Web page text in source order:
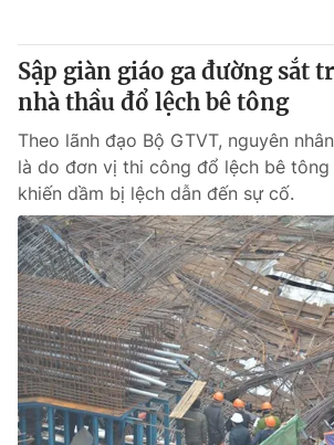
® Cấm sao chép dưới mọi hình thức nếu
thuận bằng văn bản. Ghi rõ nguồn VTV.vn
thông tin từ website này.
Sập giàn giáo ga đường sắt
nhà thầu đổ lệch bê tông
Theo lãnh đạo Bộ GTVT, nguyên
là do đơn vị thi công đổ lệch bê
khiến dầm bị lệch dẫn đến sự cố.